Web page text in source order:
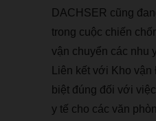
DACHSER cũng đ
trong cuộc chiến chố
vận chuyển các nhu
Liên kết với Kho vận
biệt đúng đối với việ
y tế cho các văn phò